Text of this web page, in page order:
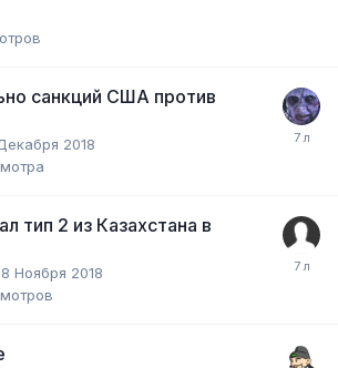
санкций США против
2018
тип 2 из Казахстана в
Ноября 2018